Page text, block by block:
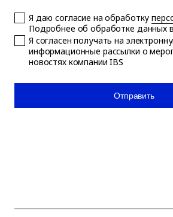
Я даю согласие на обработку
Подробнее об обработке данных в
Я согласен получать на
информационные рассылки о
новостях компании IBS
Отправить